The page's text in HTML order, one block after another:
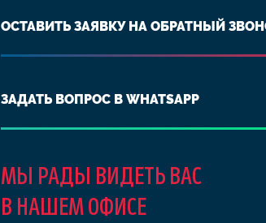
ОСТАВИТЬ ЗАЯВКУ НА ОБРАТНЫЙ
ЗАДАТЬ ВОПРОС В WHATSAPP
МЫ РАДЫ ВИДЕТЬ ВАС
В НАШЕМ ОФИСЕ